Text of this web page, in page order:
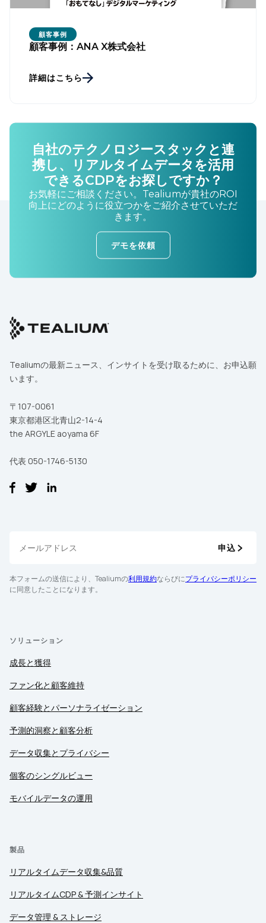
顧客事例
顧客事例：ANA X株式会社
詳細はこちら
自社のテクノロジースタックと連
携し、リアルタイムデータを活用
できるCDPをお探しですか？
お気軽にご相談ください。Tealiumが貴社のROI
向上にどのように役立つかをご紹介させていただ
きます。
デモを依頼
Tealiumの最新ニュース、インサイトを受け取るために、お申込願
います。
〒107-0061
東京都港区北青山2-14-4
the ARGYLE aoyama 6F
代表 050-1746-5130
申込
本フォームの送信により、Tealiumの利用規約ならびにプライバシーポリシー
に同意したことになります。
ソリューション
成長と獲得
ファン化と顧客維持
顧客経験とパーソナライゼーション
予測的洞察と顧客分析
データ収集とプライバシー
個客のシングルビュー
モバイルデータの運用
製品
リアルタイムデータ収集&品質
リアルタイムCDP & 予測インサイト
データ管理 & ストレージ